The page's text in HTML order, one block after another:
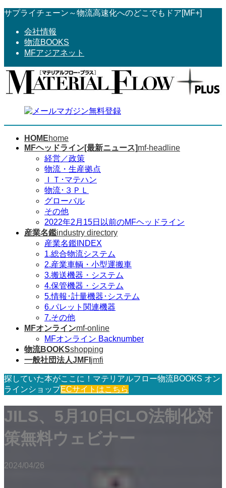
コ
へ
ス
ナ
ョ
ン
サプライチェーン～物流高速化へのどこでもドア[MF+]
会社情報
物流BOOKS
MFアジアネット
HOMEhome
MFヘッドライン[最新ニュース]mf-headline
経営／政策
物流・生産拠点
ＩＴ･マテハン
物流･３ＰＬ
グローバル
その他
2022年2月15日以前のMFヘッドライン
産業名鑑industry directory
産業名鑑INDEX
1.総合物流システム
2.産業車輌・小型運搬車
3.搬送機器・システム
4.保管機器・システム
5.情報･計量機器･システム
6.パレット関連機器
7.その他
MFオンラインmf-online
MFオンライン Backnumber
物流BOOKSshopping
一般社団法人JMFI jmfi
探していた本がここに！マテリアルフロー物流BOOKS オン
ラインショップECサイトはこちら
JILS、5月10日CLO法制化対
策無料ウェビナー
2024/04/26